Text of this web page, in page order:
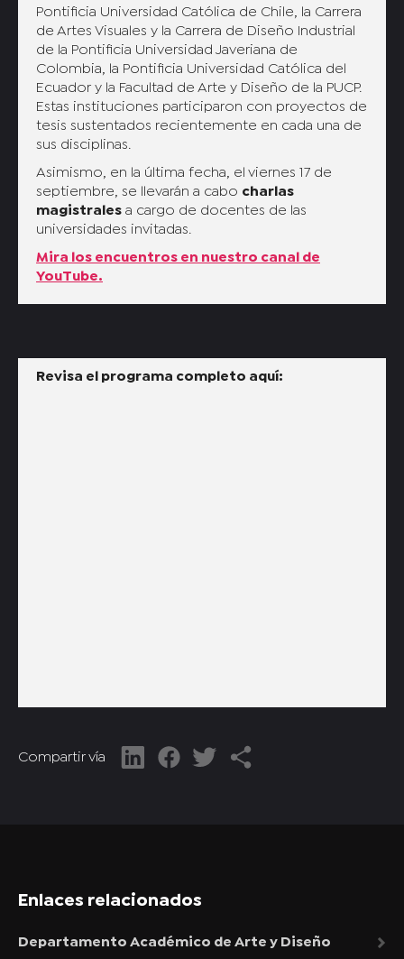
Pontificia Universidad Católica de Chile, la Carrera
de Artes Visuales y la Carrera de Diseño Industrial
de la Pontificia Universidad Javeriana de
Colombia, la Pontificia Universidad Católica del
Ecuador y la Facultad de Arte y Diseño de la PUCP.
Estas instituciones participaron con proyectos de
tesis sustentados recientemente en cada una de
sus disciplinas.
Asimismo, en la última fecha, el viernes 17 de
septiembre, se llevarán a cabo charlas
magistrales a cargo de docentes de las
universidades invitadas.
Mira los encuentros en nuestro canal de
YouTube.
Revisa el programa completo aquí:
Compartir vía
Enlaces relacionados
Departamento Académico de Arte y Diseño